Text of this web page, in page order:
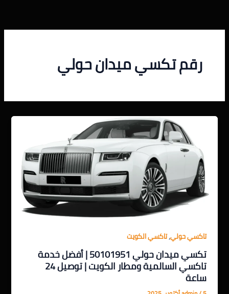
المحتوى
رقم تكسي ميدان حولي
تاكسي حولي,تاكسي الكويت
تكسي ميدان حولي 50101951 | أفضل خدمة
تاكسي السالمية ومطار الكويت | توصيل 24
ساعة